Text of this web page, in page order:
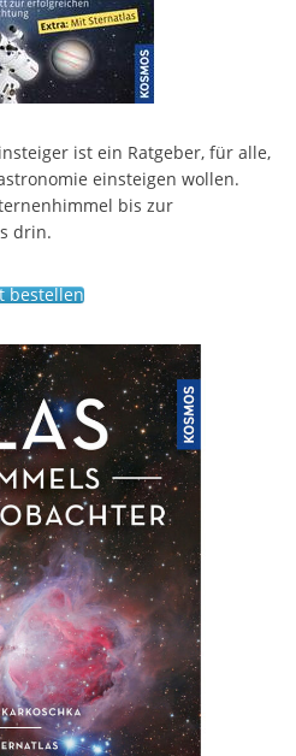
ist ein Ratgeber, für alle,
einsteigen wollen.
bis zur
drin.
bestellen